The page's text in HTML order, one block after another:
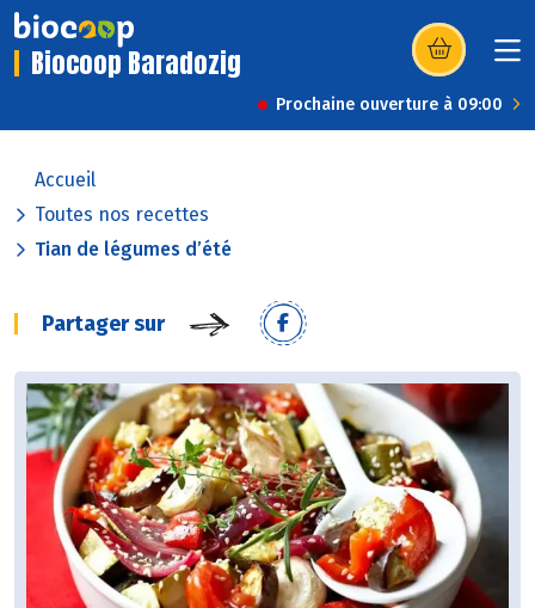
Biocoop Baradozig (s’ouvre dans
Prochaine ouverture à 09:00
Accueil
Toutes nos recettes
Tian de légumes d’été
Partager sur